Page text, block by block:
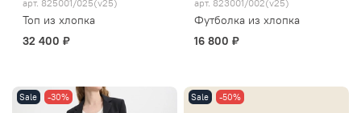
арт. 825001/025(v25)
Топ из хлопка
32 400 ₽
арт. 823001/002(v25)
Футболка из хлопка
16 800 ₽
Sale -30% Sale -50%